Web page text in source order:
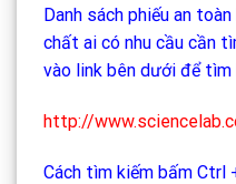
Danh sách phiếu an
chất ai có nhu cầu cần
vào link bên dưới để tìm
http://
Cách tìm kiếm bấm Ctrl